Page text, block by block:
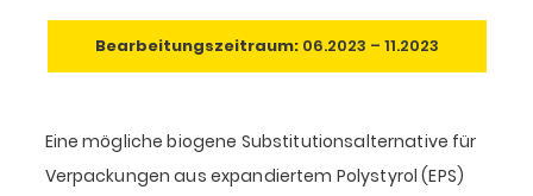
Bearbeitungszeitraum:06.2023 – 11.2023
Eine mögliche biogene Substitutionsalternative für
Verpackungen aus expandiertem Polystyrol (EPS)